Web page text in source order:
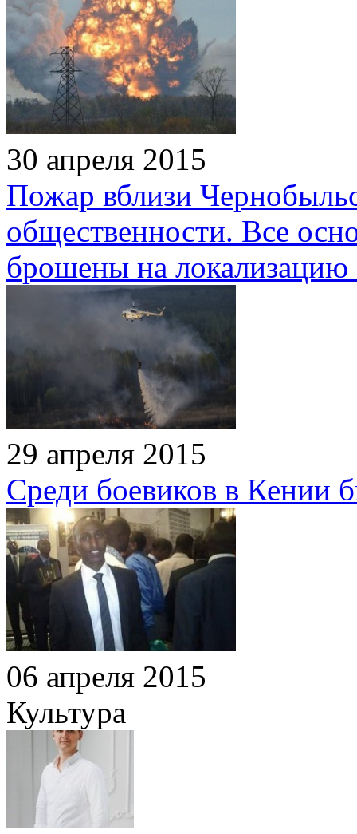
30 апреля 2015
Пожар вблизи
общественности. Все
брошены на локализацию
29 апреля 2015
Среди боевиков в Кении
06 апреля 2015
Культура